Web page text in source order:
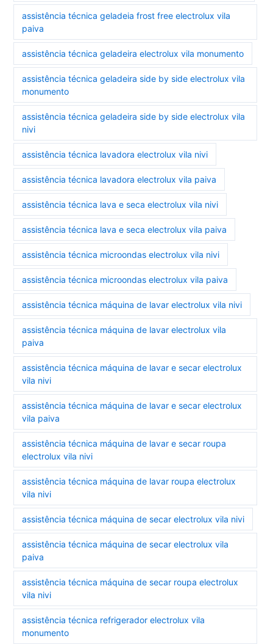
assistência técnica geladeia frost free electrolux vila
paiva
assistência técnica geladeira electrolux vila monumento
assistência técnica geladeira side by side electrolux vila
monumento
assistência técnica geladeira side by side electrolux vila
nivi
assistência técnica lavadora electrolux vila nivi
assistência técnica lavadora electrolux vila paiva
assistência técnica lava e seca electrolux vila nivi
assistência técnica lava e seca electrolux vila paiva
assistência técnica microondas electrolux vila nivi
assistência técnica microondas electrolux vila paiva
assistência técnica máquina de lavar electrolux vila nivi
assistência técnica máquina de lavar electrolux vila
paiva
assistência técnica máquina de lavar e secar electrolux
vila nivi
assistência técnica máquina de lavar e secar electrolux
vila paiva
assistência técnica máquina de lavar e secar roupa
electrolux vila nivi
assistência técnica máquina de lavar roupa electrolux
vila nivi
assistência técnica máquina de secar electrolux vila nivi
assistência técnica máquina de secar electrolux vila
paiva
assistência técnica máquina de secar roupa electrolux
vila nivi
assistência técnica refrigerador electrolux vila
monumento